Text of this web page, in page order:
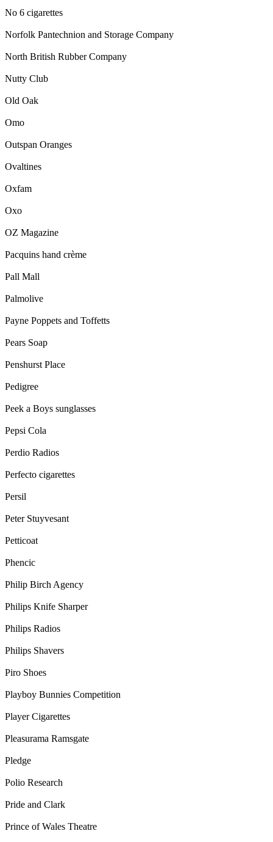
No 6 cigarettes
Norfolk Pantechnion and Storage Company
North British Rubber Company
Nutty Club
Old Oak
Omo
Outspan Oranges
Ovaltines
Oxfam
Oxo
OZ Magazine
Pacquins hand crème
Pall Mall
Palmolive
Payne Poppets and Toffetts
Pears Soap
Penshurst Place
Pedigree
Peek a Boys sunglasses
Pepsi Cola
Perdio Radios
Perfecto cigarettes
Persil
Peter Stuyvesant
Petticoat
Phencic
Philip Birch Agency
Philips Knife Sharper
Philips Radios
Philips Shavers
Piro Shoes
Playboy Bunnies Competition
Player Cigarettes
Pleasurama Ramsgate
Pledge
Polio Research
Pride and Clark
Prince of Wales Theatre